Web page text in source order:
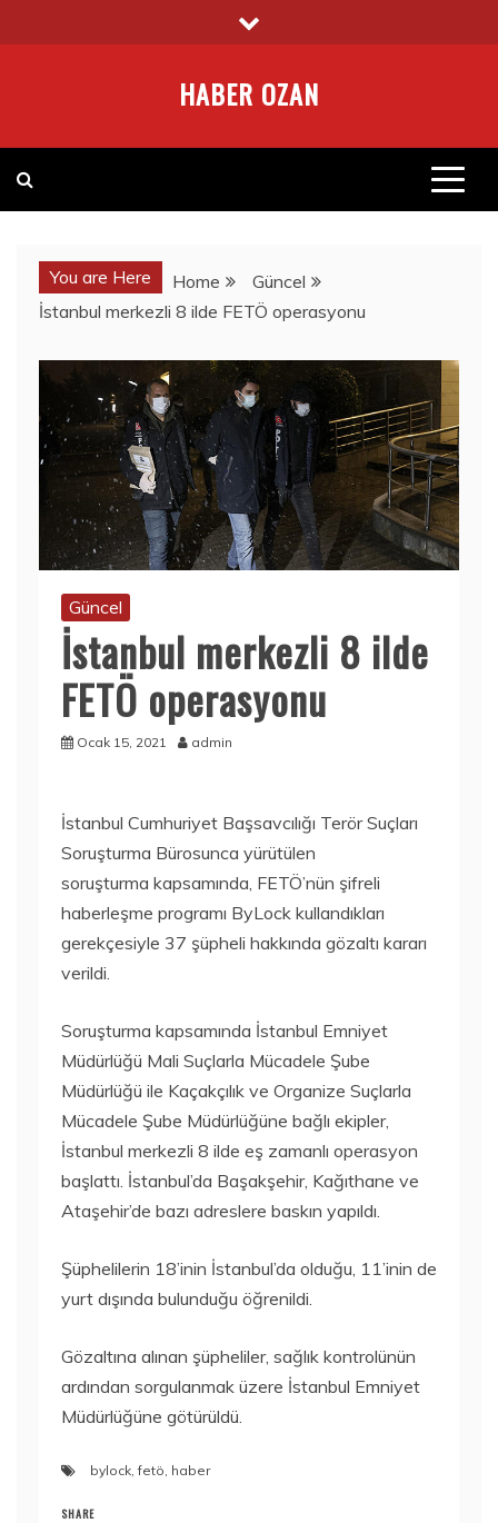
to
HABER OZAN
You are Here Home
Güncel
İstanbul merkezli 8 ilde FETÖ operasyonu
Güncel
İstanbul merkezli 8 ilde
FETÖ operasyonu
Ocak 15, 2021 admin
İstanbul Cumhuriyet Başsavcılığı Terör Suçları
Soruşturma Bürosunca yürütülen
soruşturma kapsamında, FETÖ’nün şifreli
haberleşme programı ByLock kullandıkları
gerekçesiyle 37 şüpheli hakkında gözaltı kararı
verildi.
Soruşturma kapsamında İstanbul Emniyet
Müdürlüğü Mali Suçlarla Mücadele Şube
Müdürlüğü ile Kaçakçılık ve Organize Suçlarla
Mücadele Şube Müdürlüğüne bağlı ekipler,
İstanbul merkezli 8 ilde eş zamanlı operasyon
başlattı. İstanbul’da Başakşehir, Kağıthane ve
Ataşehir’de bazı adreslere baskın yapıldı.
Şüphelilerin 18’inin İstanbul’da olduğu, 11’inin de
yurt dışında bulunduğu öğrenildi.
Gözaltına alınan şüpheliler, sağlık kontrolünün
ardından sorgulanmak üzere İstanbul Emniyet
Müdürlüğüne götürüldü.
bylock,fetö, haber
SHARE